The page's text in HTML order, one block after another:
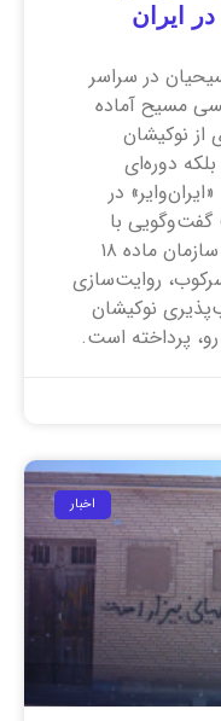
ایران
در سراسر
مسیح آماده
از نوکیشان
دوره‌ای
در
گفت‌وگویی با
«منصور برجی»، بنیان‌گذار و مدیر سازمان ماده ۱۸
روایت‌سازی
نوکیشان
پرداخته است.
اخبار